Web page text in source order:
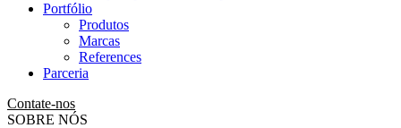
Portfólio
Produtos
Marcas
References
Parceria
Contate-nos
SOBRE NÓS